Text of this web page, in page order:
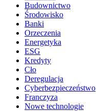
Budownictwo
Środowisko
Banki
Orzeczenia
Energetyka
ESG
Kredyty
Cło
Deregulacja
Cyberbezpieczeństwo
Franczyza
Nowe technologie